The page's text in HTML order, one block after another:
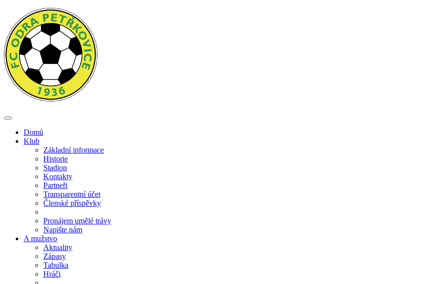
hlavnímu
obsahu
Toggle
navigationDomů
Klub
Základní informace
Historie
Stadion
Kontakty
Partneři
Transparentní účet
Členské příspěvky
Pronájem umělé trávy
Napište nám
A mužstvo
Aktuality
Zápasy
Tabulka
Hráči